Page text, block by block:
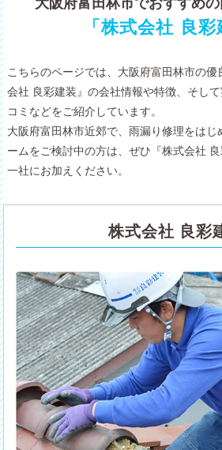
「株式会社 良彩
こちらのページでは、大阪府富田林市の
会社 良彩建装』の会社情報や特徴、そし
コミなどをご紹介しています。
大阪府富田林市近郊で、雨漏り修理をはじ
ームをご検討中の方は、ぜひ『株式会社
一社にお加えください。
株式会社 良彩